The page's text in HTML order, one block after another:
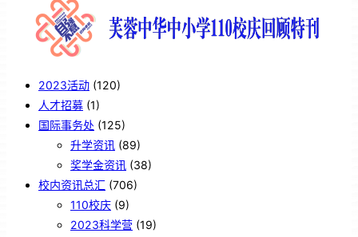
2023活动 (120)
人才招募 (1)
国际事务处 (125)
升学资讯 (89)
奖学金资讯 (38)
校内资讯总汇 (706)
110校庆 (9)
2023科学营 (19)